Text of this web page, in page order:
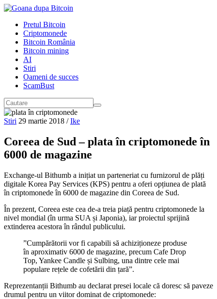
Pretul Bitcoin
Criptomonede
Bitcoin România
Bitcoin mining
AI
Stiri
Oameni de succes
ScamBust
Stiri 29 martie 2018 / Ike
Coreea de Sud – plata în criptomonede în
6000 de magazine
Exchange-ul Bithumb a inițiat un parteneriat cu furnizorul de plăți
digitale Korea Pay Services (KPS) pentru a oferi opțiunea de plată
în criptomonede în 6000 de magazine din Coreea de Sud.
În prezent, Coreea este cea de-a treia piață pentru criptomonede la
nivel mondial (în urma SUA și Japonia), iar proiectul sprijină
extinderea acestora în rândul publicului.
”Cumpărătorii vor fi capabili să achiziționeze produse
în aproximativ 6000 de magazine, precum Cafe Drop
Top, Yankee Candle și Sulbing, una dintre cele mai
populare rețele de cofetării din țară”.
Reprezentanții Bithumb au declarat presei locale că doresc să paveze
drumul pentru un viitor dominat de criptomonede: